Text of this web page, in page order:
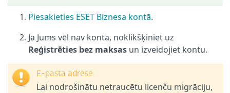
Piesakieties ESET Biznesa kontā.
Ja Jums vēl nav konta, noklikšķiniet uz
Reģistrēties bez maksas un izveidojiet kontu.
E-pasta adrese
Lai nodrošinātu netraucētu licenču migrāciju,